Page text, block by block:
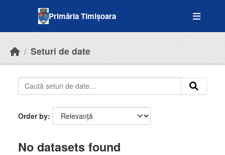
Primăria Timișoara
Seturi de date
Order by
No datasets found